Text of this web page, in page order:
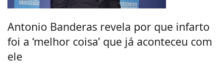
Antonio Banderas revela por que infarto
foi a ‘melhor coisa’ que já aconteceu com
ele